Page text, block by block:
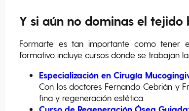
Y si aún no dominas el tejido
Formarte es tan importante como tener
formativo incluye cursos donde se trabajan
Especialización en Cirugía
Con los doctores Fernando Cebrián y
fina y regeneración estética.
Curso de Regeneración Ósea